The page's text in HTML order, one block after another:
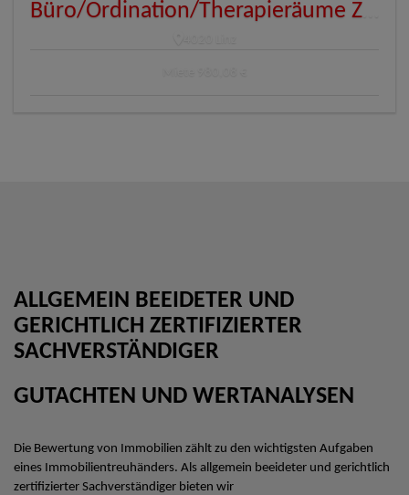
ALLGEMEIN BEEIDETER UND
GERICHTLICH ZERTIFIZIERTER
SACHVERSTÄNDIGER
GUTACHTEN UND WERTANALYSEN
Die Bewertung von Immobilien zählt zu den wichtigsten Aufgaben
eines Immobilientreuhänders. Als allgemein beeideter und gerichtlich
zertifizierter Sachverständiger bieten wir